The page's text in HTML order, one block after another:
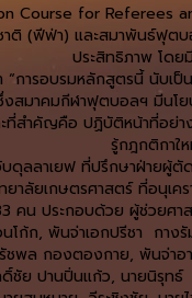
Course for Referees
(ฟีฟ่า) และสมาพันธ์ฟุตบ
ประสิทธิภาพ โด
ารอบรมหลักสูตรนี้ นับเป็
สมาคมกีฬาฟุตบอลฯ มีนโ
สำคัญคือ ปฏิบัติหน้าที่อย่า
รู้กฎกติกาใ
ลาเยฟ ที่ปรึกษาฝ่ายผู้ตั
าลัยเกษตรศาสตร์ ที่อนุเค
คน ประกอบด้วย ผู้ช่วยศา
โก้ก, พันจ่าเอกปรีชา กา
ชพล กองตองกาย, พันจ่า
ชัย ปานปิ่นแก้ว, นายนิรุท